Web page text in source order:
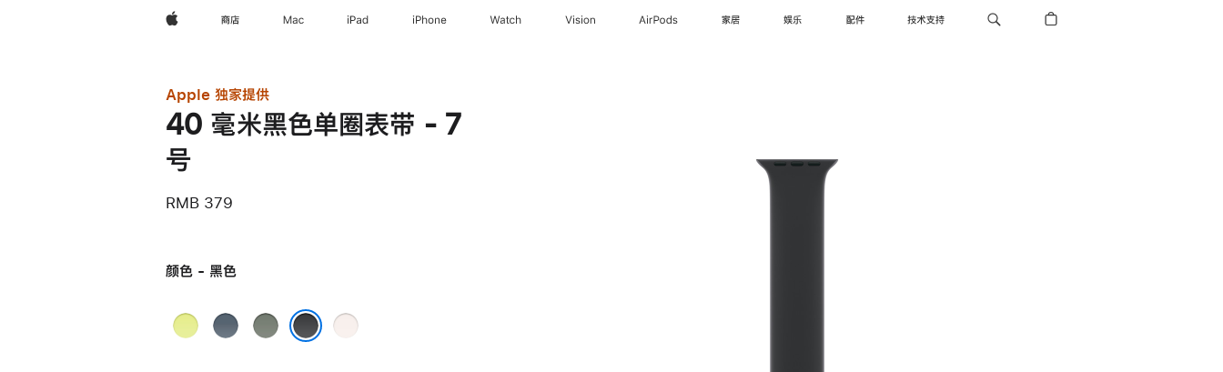
Apple 商店 Mac iPad iPhone Watch Vision AirPods 家居 娱乐 配件 技术支持
Apple 独家提供
40 毫米黑色单圈表带 - 7
号
RMB 379
颜色 - 黑色
霓
铁
灰
淡